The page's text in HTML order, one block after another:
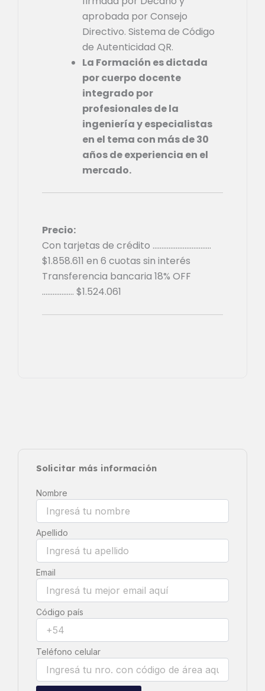
aprobada por Consejo
Directivo. Sistema de Código
de Autenticidad QR.
La Formación es dictada
por cuerpo docente
integrado por
profesionales de la
ingeniería y especialistas
en el tema con más de 30
años de experiencia en el
mercado.
Precio:
Con tarjetas de crédito ……………………………
$1.858.611 en 6 cuotas sin interés
Transferencia bancaria 18% OFF
……………… $1.524.061
Solicitar más información
Nombre
Apellido
Email
Código país
Teléfono celular